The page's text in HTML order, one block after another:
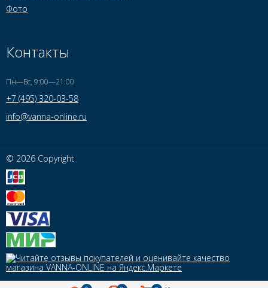
Фото
Контакты
Пн—Вс, 9:00—21:00
+7 (495) 320-03-58
info@vanna-online.ru
© 2026 Copyright